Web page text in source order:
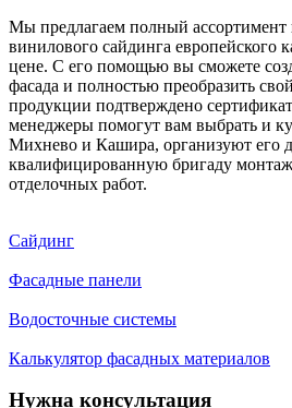
Мы предлагаем полный ассортимент
винилового сайдинга европейского
цене. С его помощью вы сможете
фасада и полностью преобразить
продукции подтверждено
менеджеры помогут вам выбрать и
Михнево и Кашира, организуют его
квалифицированную бригаду
отделочных работ.
Сайдинг
Фасадные панели
Водосточные системы
Калькулятор фасадных материалов
Нужна консультация